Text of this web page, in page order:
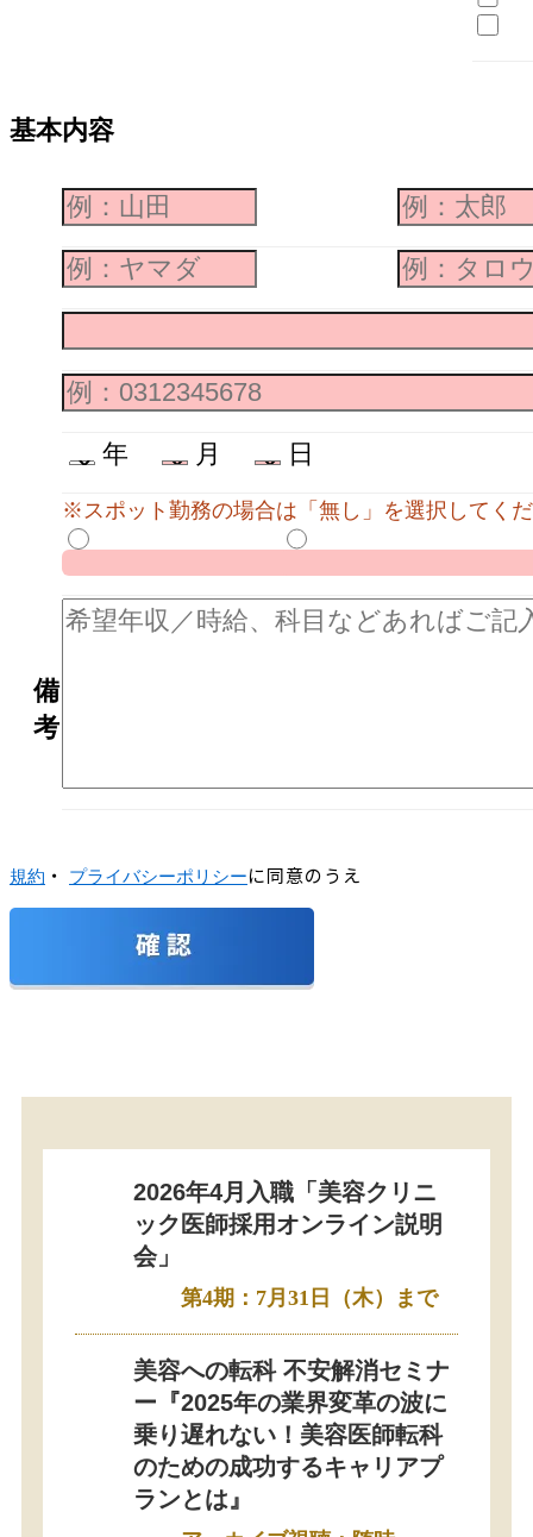
基本内容
年 月 日
※スポット勤務の場合は「無し」を選択してく
備
考
規約 ・ プライバシーポリシーに同意のうえ
2026年4月入職「美容クリニ
ック医師採用オンライン説明
会」
第4期：7月31日（木）まで
美容への転科 不安解消セミナ
ー『2025年の業界変革の波に
乗り遅れない！美容医師転科
のための成功するキャリアプ
ランとは』